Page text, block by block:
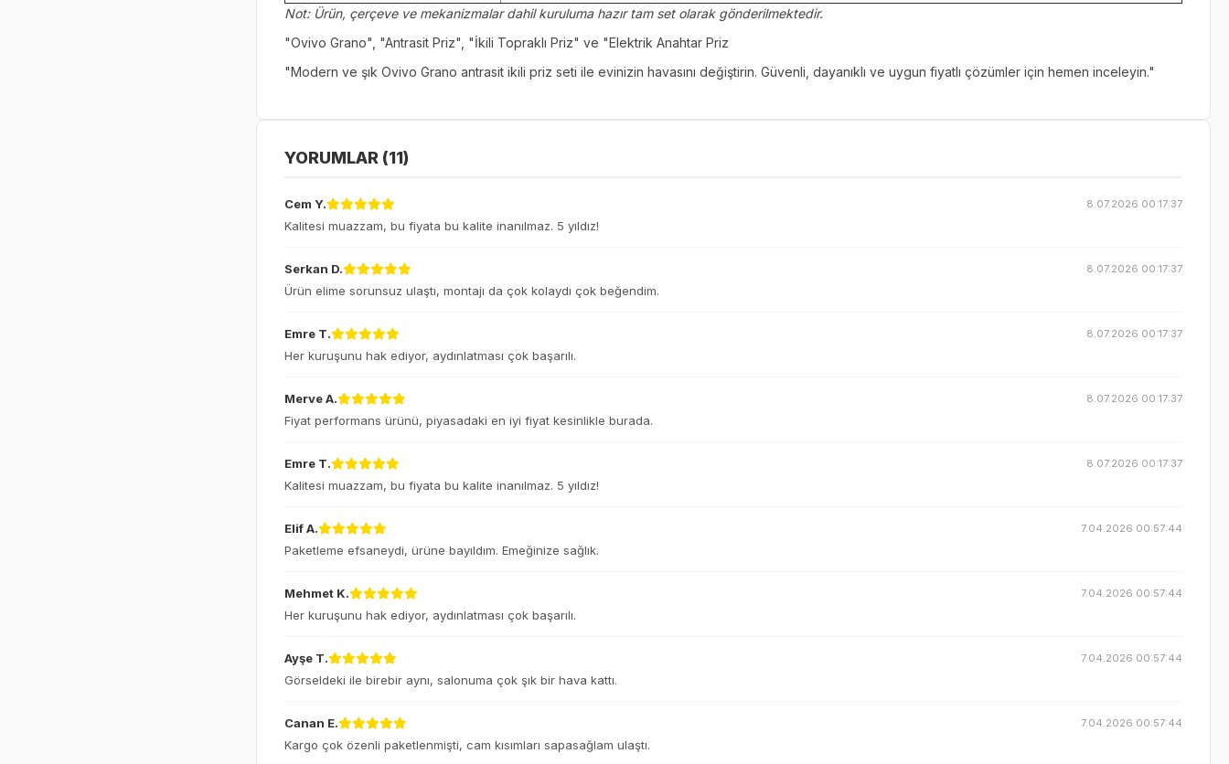
Not: Ürün, çerçeve ve mekanizmalar dahil kuruluma hazır tam set olarak gönderilmektedir.
"Ovivo Grano", "Antrasit Priz", "İkili Topraklı Priz" ve "Elektrik Anahtar Priz
"Modern ve şık Ovivo Grano antrasit ikili priz seti ile evinizin havasını değiştirin. Güvenli, dayanıklı ve uygun fiyatlı çözümler için hemen inceleyin."
YORUMLAR (11)
Cem Y. 8.07.2026 00:17:37
Kalitesi muazzam, bu fiyata bu kalite inanılmaz. 5 yıldız!
Serkan D. 8.07.2026 00:17:37
Ürün elime sorunsuz ulaştı, montajı da çok kolaydı çok beğendim.
Emre T. 8.07.2026 00:17:37
Her kuruşunu hak ediyor, aydınlatması çok başarılı.
Merve A. 8.07.2026 00:17:37
Fiyat performans ürünü, piyasadaki en iyi fiyat kesinlikle burada.
Emre T. 8.07.2026 00:17:37
Kalitesi muazzam, bu fiyata bu kalite inanılmaz. 5 yıldız!
Elif A. 7.04.2026 00:57:44
Paketleme efsaneydi, ürüne bayıldım. Emeğinize sağlık.
Mehmet K. 7.04.2026 00:57:44
Her kuruşunu hak ediyor, aydınlatması çok başarılı.
Ayşe T. 7.04.2026 00:57:44
Görseldeki ile birebir aynı, salonuma çok şık bir hava kattı.
Canan E. 7.04.2026 00:57:44
Kargo çok özenli paketlenmişti, cam kısımları sapasağlam ulaştı.